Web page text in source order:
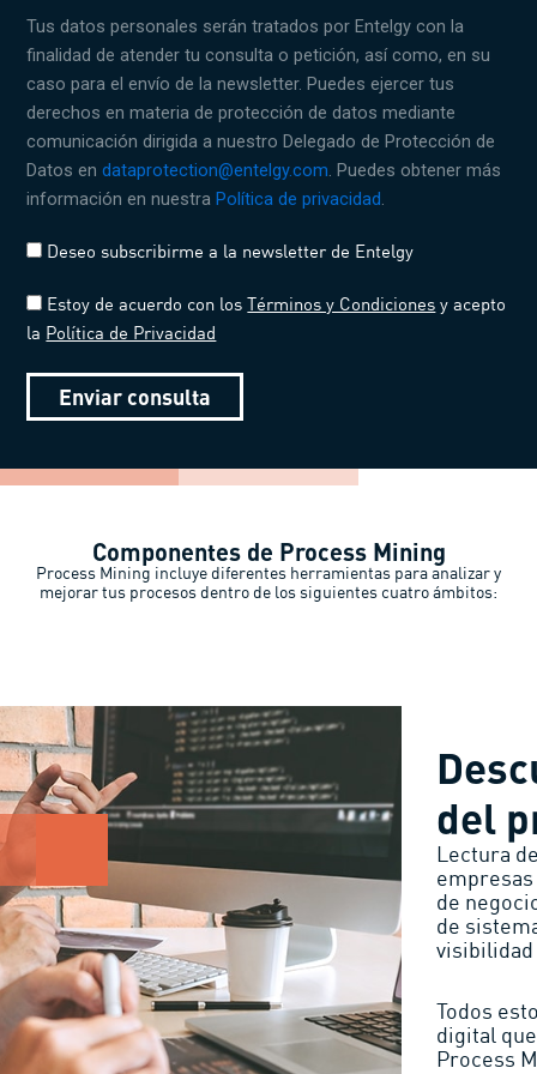
Tus datos personales serán tratados por Entelgy con la
finalidad de atender tu consulta o petición, así como, en su
caso para el envío de la newsletter. Puedes ejercer tus
derechos en materia de protección de datos mediante
comunicación dirigida a nuestro Delegado de Protección de
Datos endataprotection@entelgy.com. Puedes obtener más
información en nuestraPolítica de privacidad.
Deseo subscribirme a la newsletter de Entelgy
Estoy de acuerdo con losTérminos y Condiciones y acepto
la Política de Privacidad
Enviar consulta
Componentes de Process Mining
Process Mining incluye diferentes herramientas para analizar y
mejorar tus procesos dentro de los siguientes cuatro ámbitos:
del
Lectura
de
de
Todos
digital
Process